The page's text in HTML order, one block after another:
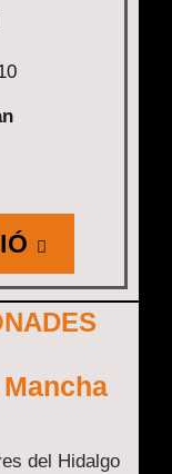
del Hidalgo